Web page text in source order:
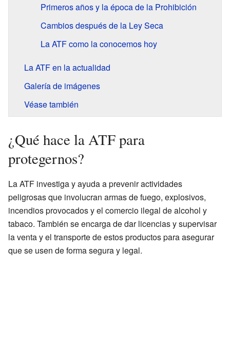
Primeros años y la época de la Prohibición
Cambios después de la Ley Seca
La ATF como la conocemos hoy
La ATF en la actualidad
Galería de imágenes
Véase también
¿Qué hace la ATF para
protegernos?
La ATF investiga y ayuda a prevenir actividades
peligrosas que involucran armas de fuego, explosivos,
incendios provocados y el comercio ilegal de alcohol y
tabaco. También se encarga de dar licencias y supervisar
la venta y el transporte de estos productos para asegurar
que se usen de forma segura y legal.